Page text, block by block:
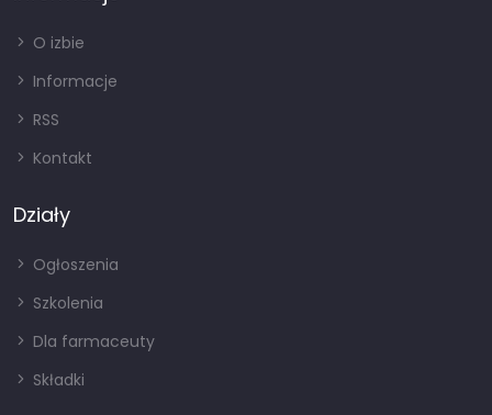
O izbie
Informacje
RSS
Kontakt
Działy
Ogłoszenia
Szkolenia
Dla farmaceuty
Składki